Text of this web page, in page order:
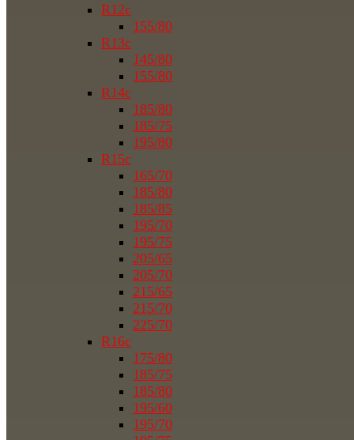
R12c
155/80
R13c
145/80
155/80
R14c
185/80
185/75
195/80
R15c
165/70
185/80
185/85
195/70
195/75
205/65
205/70
215/65
215/70
225/70
R16c
175/80
185/75
185/80
195/60
195/70